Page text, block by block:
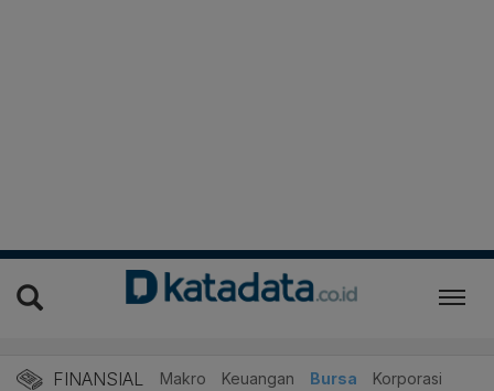
FINANSIAL Makro Keuangan Bursa Korporasi